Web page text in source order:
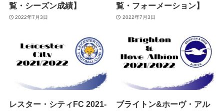
覧・シーズン成績】
2022年7月3日
覧・フォーメーション】
2022年7月3日
レスター・シティFC 2021-
ブライトン&ホーヴ・アル